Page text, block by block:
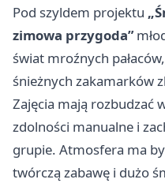
Pod szyldem projektu
zimowa przygoda”
świat mroźnych
śnieżnych zakamarków
Zajęcia mają rozbudzać
zdolności manualne i
grupie. Atmosfera ma
twórczą zabawę i dużo